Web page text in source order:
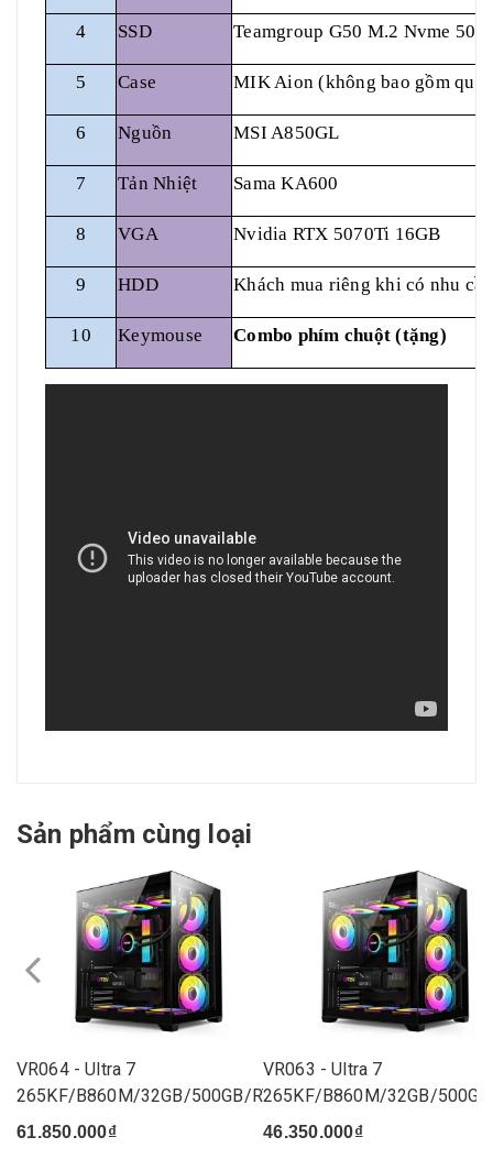
4 SSD Teamgroup G50 M.2 Nvme
5 Case MIK Aion (không bao gồm
6 Nguồn MSI A850GL
7 Tản Nhiệt Sama KA600
8 VGA Nvidia RTX 5070Ti 16GB
9 HDD Khách mua riêng khi có nhu cầu
10 Keymouse Combo phím chuột (tặng)
Sản phẩm cùng loại
VR064 - Ultra 7
265KF/B860M/32GB/500GB/RTX
5070...
61.850.000₫
VR063 - Ultra 7
265KF/B860M/32GB/
5060...
46.350.000₫